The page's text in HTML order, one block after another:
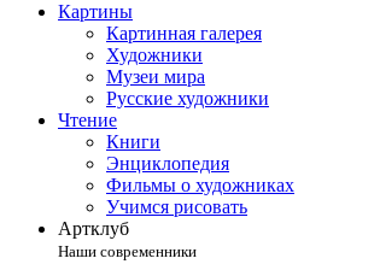
Картины
Картинная галерея
Художники
Музеи мира
Русские художники
Чтение
Книги
Энциклопедия
Фильмы о художниках
Учимся рисовать
Артклуб
Наши современники